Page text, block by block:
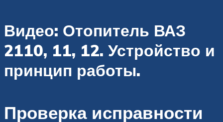
Видео: Отопитель ВАЗ
2110, 11, 12. Устройство и
принцип работы.
Проверка исправности